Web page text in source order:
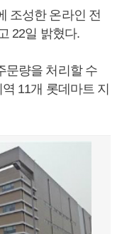
조성한 온라인 전
22일 밝혔다.
문량을 처리할 수
11개 롯데마트 지